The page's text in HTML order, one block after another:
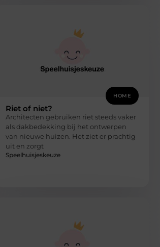
HOME
Riet of niet?
Architecten gebruiken riet steeds vaker
als dakbedekking bij het ontwerpen
van nieuwe huizen. Het ziet er prachtig
uit en zorgt
Speelhuisjeskeuze